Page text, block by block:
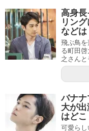
高身長
リン
などは
飛ぶ鳥を
る町田
之さんと
バナ
大が
はどこ
可愛らし